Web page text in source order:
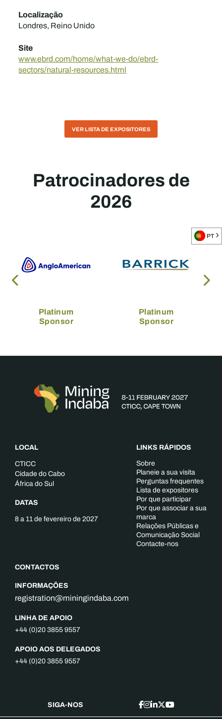
Localização
Londres, Reino Unido
Site
www.ebrd.com/home/what-we-do/ebrd-
sectors/natural-resources.html
VER LISTA DE EXPOSITORES
Patrocinadores de
2026
Platinum
Sponsor
Platinum
Sponsor
LOCAL
CTICC
Cidade do Cabo
África do Sul
DATAS
8 a 11 de fevereiro de 2027
CONTACTOS
INFORMAÇÕES
registration@miningindaba.com
LINHA DE APOIO
+44 (0)20 3855 9557
APOIO AOS DELEGADOS
+44 (0)20 3855 9557
LINKS RÁPIDOS
Sobre
Planeie a sua visita
Perguntas frequentes
Lista de expositores
Por que participar
Por que associar a sua
marca
Relações Públicas e
Comunicação Social
Contacte-nos
SIGA-NOS
PT